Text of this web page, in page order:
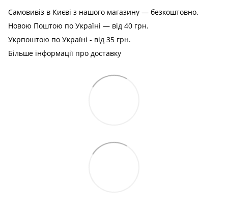
Самовивіз в Києві з нашого магазину — безкоштовно.
Новою Поштою по Україні — від 40 грн.
Укрпоштою по Україні - від 35 грн.
Більше інформації про доставку